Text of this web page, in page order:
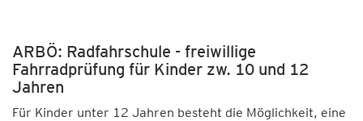
ARBÖ: Radfahrschule - freiwillige
Fahrradprüfung für Kinder zw. 10 und 12
Jahren
Für Kinder unter 12 Jahren besteht die Möglichkeit, eine